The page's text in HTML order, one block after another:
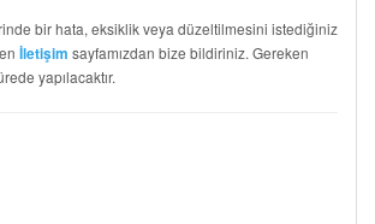
bir hata, eksiklik veya düzeltilmesini istediğiniz
İletişim sayfamızdan bize bildiriniz. Gereken
yapılacaktır.